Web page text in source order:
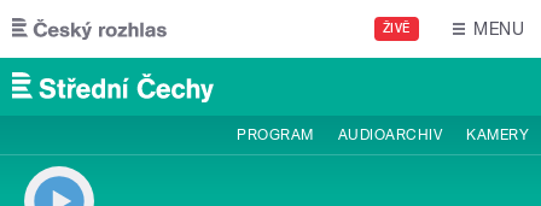
Přejít k hlavnímu obsahu
ŽIVĚ MENU
PROGRAM AUDIOARCHIV KAMERY